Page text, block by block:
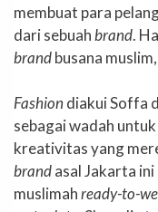
membuat para
dari sebuahbrand.
brandbusana
Fashion diakui Soffa
sebagai wadah
kreativitas yang
brandasal Jakarta
muslimahready-to-